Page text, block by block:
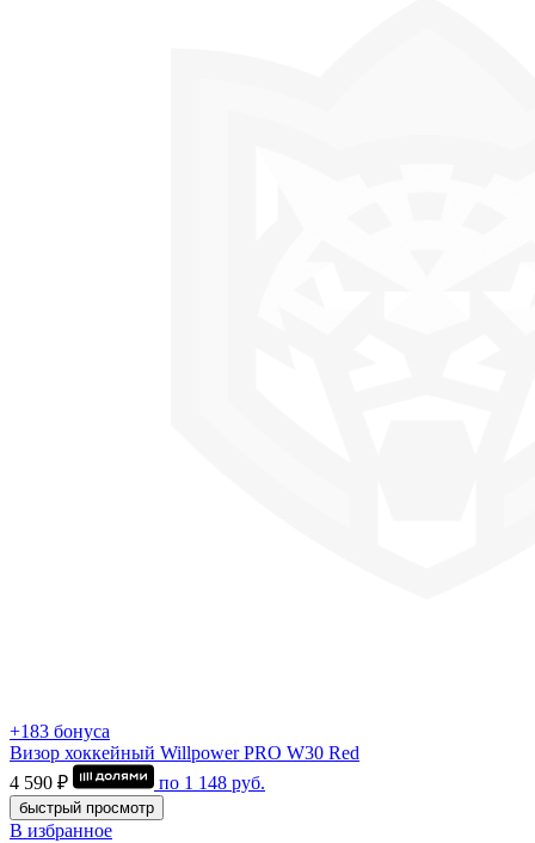
+183 бонуса
Визор хоккейный Willpower PRO W30 Red
4 590 ₽
по 1 148 руб.
быстрый просмотр
В избранное